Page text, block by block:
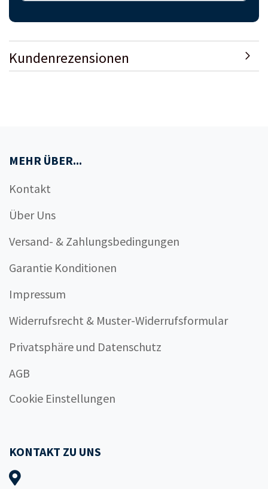
Kundenrezensionen
MEHR ÜBER...
Kontakt
Über Uns
Versand- & Zahlungsbedingungen
Garantie Konditionen
Impressum
Widerrufsrecht & Muster-Widerrufsformular
Privatsphäre und Datenschutz
AGB
Cookie Einstellungen
KONTAKT ZU UNS